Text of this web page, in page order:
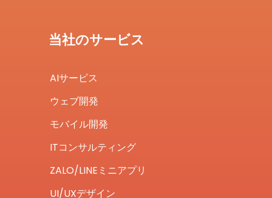
当社のサービス
AIサービス
ウェブ開発
モバイル開発
ITコンサルティング
ZALO/LINEミニアプリ
UI/UXデザイン